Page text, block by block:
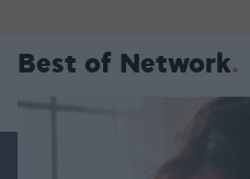
Best of Network